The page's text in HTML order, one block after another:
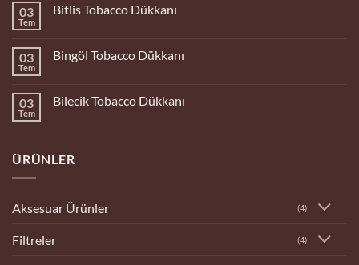
Tobacco
03
Tem
Bitlis Tobacco Dükkanı
Tobacco
03
Tem
Bingöl Tobacco Dükkanı
Tobacco
03
Tem
Bilecik Tobacco Dükkanı
Dükkanı
ÜRÜNLER
Aksesuar Ürünler (4)
Filtreler (4)